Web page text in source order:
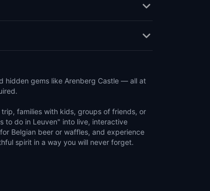
hidden gems like Arenberg Castle — all at
families with kids, groups of friends, or
to do in Leuven" into live, interactive
Belgian beer or waffles, and experience
spirit in a way you will never forget.